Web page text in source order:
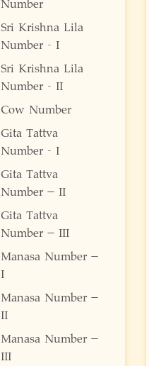
Number
Sri Krishna Lila
Number - I
Sri Krishna Lila
Number - II
Cow Number
Gita Tattva
Number - I
Gita Tattva
Number – II
Gita Tattva
Number – III
Manasa Number –
I
Manasa Number –
II
Manasa Number –
III